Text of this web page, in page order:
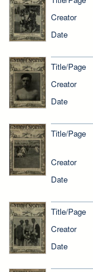
Creator
Date
Title/Page
Creator
Date
Title/Page
Creator
Date
Title/Page
Creator
Date